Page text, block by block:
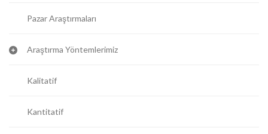
Pazar Araştırmaları
Araştırma Yöntemlerimiz
Kalitatif
Kantitatif